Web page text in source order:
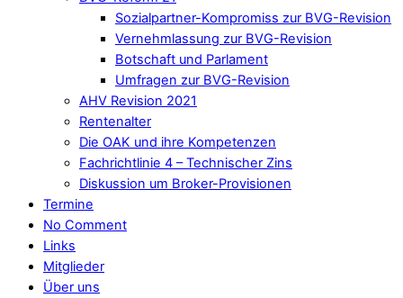
Sozialpartner-Kompromiss zur BVG-Revision
Vernehmlassung zur BVG-Revision
Botschaft und Parlament
Umfragen zur BVG-Revision
AHV Revision 2021
Rentenalter
Die OAK und ihre Kompetenzen
Fachrichtlinie 4 – Technischer Zins
Diskussion um Broker-Provisionen
Termine
No Comment
Links
Mitglieder
Über uns